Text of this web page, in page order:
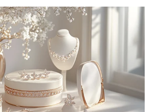
TECHNIKA
W
FOTOGRAFII
PRODUKTOWEJ